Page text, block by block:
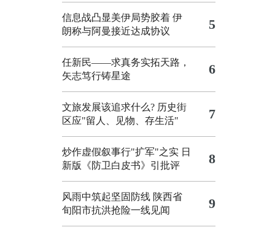
信息战凸显美伊局势胶着 伊
朗称与阿曼接近达成协议
5
任新民——求真务实拓天路，
矢志笃行铸星途
6
文旅发展该追求什么? 历史街
区应"留人、见物、存生活"
7
炒作虚假叙事行"扩军"之实 日
新版《防卫白皮书》引批评
8
风雨中筑起坚固防线 陕西省
旬阳市抗洪抢险一线见闻
9